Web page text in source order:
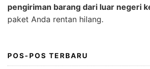
pengiriman barang dari luar negeri
paket Anda rentan hilang.
POS-POS TERBARU